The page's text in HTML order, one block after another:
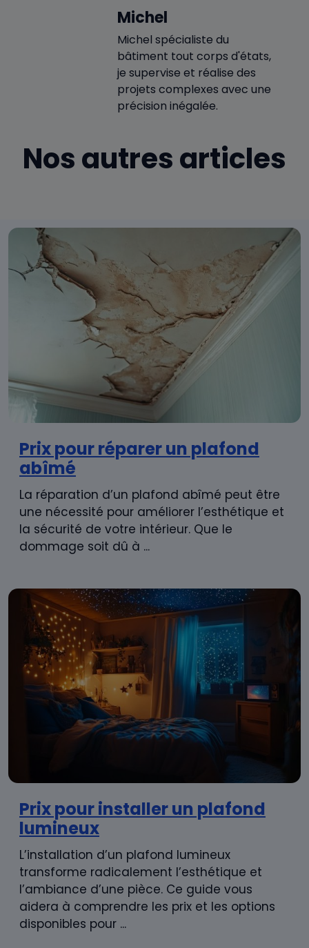
Michel
Michel spécialiste du
bâtiment tout corps d'états,
je supervise et réalise des
projets complexes avec une
précision inégalée.
Nos autres articles
Prix pour réparer un plafond
abîmé
La réparation d’un plafond abîmé peut être
une nécessité pour améliorer l’esthétique et
la sécurité de votre intérieur. Que le
dommage soit dû à ...
Prix pour installer un plafond
lumineux
L’installation d’un plafond lumineux
transforme radicalement l’esthétique et
l’ambiance d’une pièce. Ce guide vous
aidera à comprendre les prix et les options
disponibles pour ...